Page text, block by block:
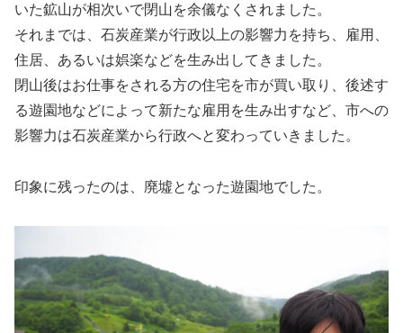
いた鉱山が相次いで閉山を余儀なくされました。
それまでは、石炭産業が行政以上の影響力を持ち、雇用、
住居、あるいは娯楽などを生み出してきました。
閉山後はお仕事をされる方の住宅を市が買い取り、後述す
る遊園地などによって新たな雇用を生み出すなど、市への
影響力は石炭産業から行政へと変わっていきました。
印象に残ったのは、廃墟となった遊園地でした。